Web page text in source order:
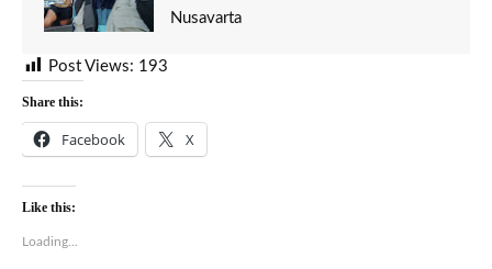
Nusavarta
Post Views: 193
Share this:
Facebook X
Like this:
Loading...